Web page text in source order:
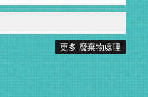
更多 廢棄物處理